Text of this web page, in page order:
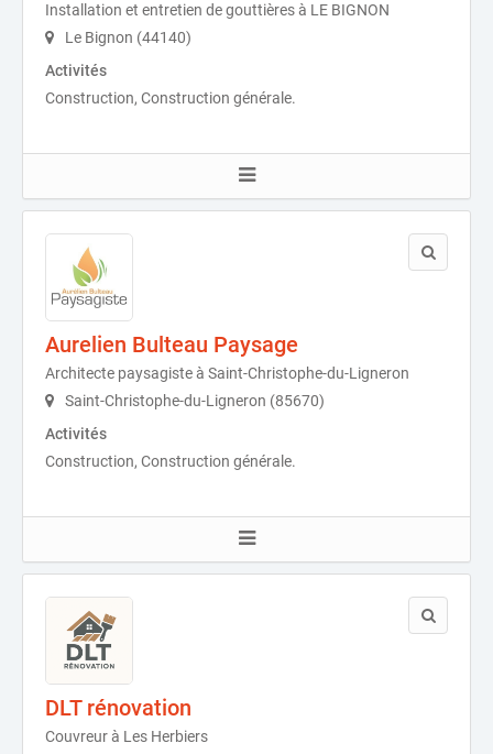
Installation et entretien de gouttières à LE BIGNON
Le Bignon (44140)
Activités
Construction, Construction générale.
Aurelien Bulteau Paysage
Architecte paysagiste à Saint-Christophe-du-Ligneron
Saint-Christophe-du-Ligneron (85670)
Activités
Construction, Construction générale.
DLT rénovation
Couvreur à Les Herbiers